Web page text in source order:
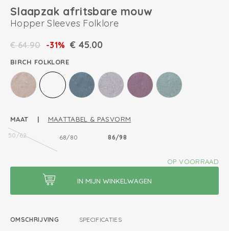
Slaapzak afritsbare mouw
Hopper Sleeves Folklore
€64.90 -31% € 45.00
BIRCH FOLKLORE
MAAT | MAATTABEL & PASVORM
50/62 68/80 86/98
OP VOORRAAD
OMSCHRIJVING SPECIFICATIES